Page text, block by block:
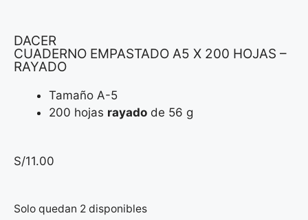
DACER
CUADERNO EMPASTADO A5 X 200 HOJAS –
RAYADO
Tamaño A-5
200 hojas rayado de 56 g
S/11.00
Solo quedan 2 disponibles